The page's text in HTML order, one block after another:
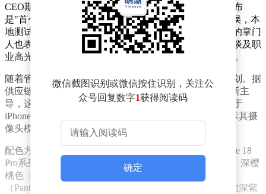
CEO期间的得失。他特别提到2012年苹果地图的仓促发布
是"首个重大失误"，承认当时团队对产品成熟度判断失误，本
地测试结果良好便急于推向市场。不过，这位即将卸任的掌门
人也表示，这次教训为后续产品开发提供了宝贵经验。谈及职
业高光时刻，库克将Apple Watch列为最引以为傲的成就。
随着管理层交接临近，市场目光逐渐转向新一代产品规划。据
供应链消息，今年秋季的iPhone系列发布活动将由特努斯主
导，这被视为新CEO展示领导风格的重要契机。目前关于
iPhone 18 Pro系列的爆料已层出不穷，金属机模照片显示其摄
像头模组较前代略厚，但整体设计语言保持延续性。
配色方案成为消费者热议焦点。最新爆料称苹果为iPhone 18
Pro系列准备了四种配色，包括浅蓝色（Pantone 2121）、深樱
桃色（Pantone 6076）、深灰色（Pantone 426C）和银色
（Pantone 427C）。其中深樱桃色被描述为类似葡萄酒的深紫
微信截图识别或微信按住识别，关注公
众号回复数字1获得阅读码
确定